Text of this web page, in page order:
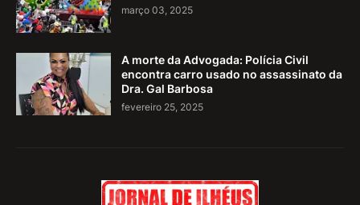
março 03, 2025
A morte da Advogada: Polícia Civil
encontra carro usado no assassinato da
Dra. Gal Barbosa
fevereiro 25, 2025